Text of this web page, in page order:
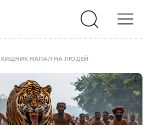
ХИЩНИК НАПАЛ НА ЛЮДЕЙ.